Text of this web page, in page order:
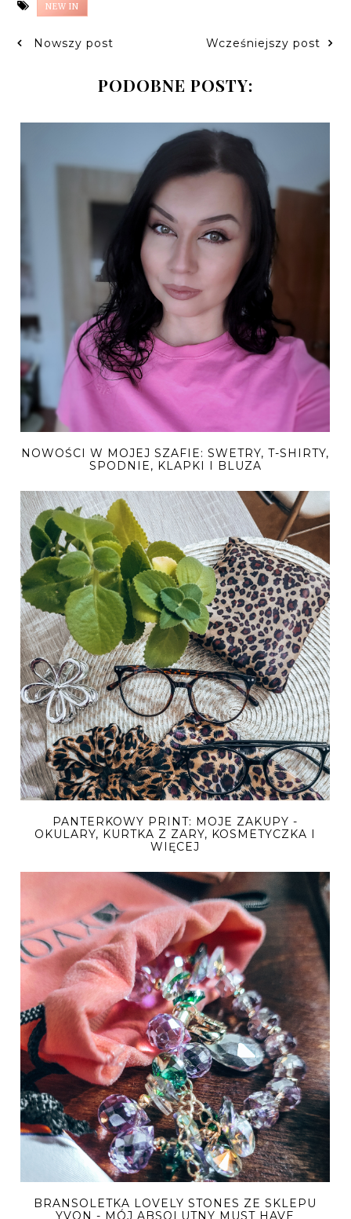
NEW IN
Nowszy post Wcześniejszy post
PODOBNE POSTY:
NOWOŚCI W MOJEJ SZAFIE: SWETRY, T-SHIRTY,
SPODNIE, KLAPKI I BLUZA
PANTERKOWY PRINT: MOJE ZAKUPY -
OKULARY, KURTKA Z ZARY, KOSMETYCZKA I
WIĘCEJ
BRANSOLETKA LOVELY STONES ZE SKLEPU
YVON - MÓJ ABSOLUTNY MUST HAVE